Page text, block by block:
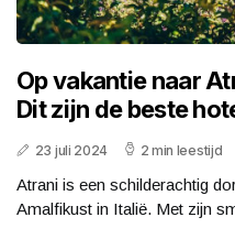
Op vakantie naar
Dit zijn de beste
23 juli 2024 2 min leestijd
Atrani is een schilderachtig
Amalfikust in Italië. Met zijn